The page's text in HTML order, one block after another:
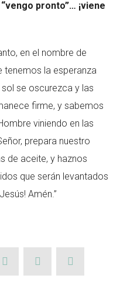
pronto”… ¡viene
en el nombre de
tenemos la esperanza
se oscurezca y las
firme, y sabemos
viniendo en las
prepara nuestro
de aceite, y haznos
que serán levantados
Amén.”